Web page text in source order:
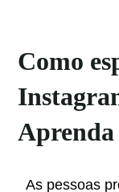
Como
As pessoas